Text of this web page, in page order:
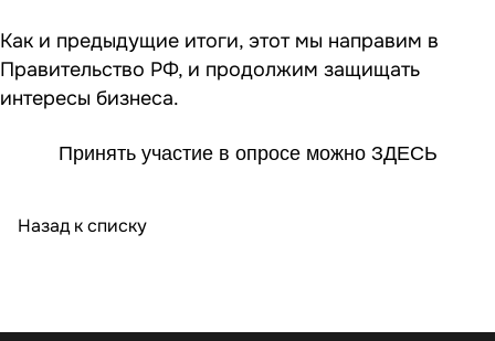
Как и предыдущие итоги, этот мы направим в
Правительство РФ, и продолжим защищать
интересы бизнеса.
Принять участие в опросе можно ЗДЕСЬ
Назад к списку